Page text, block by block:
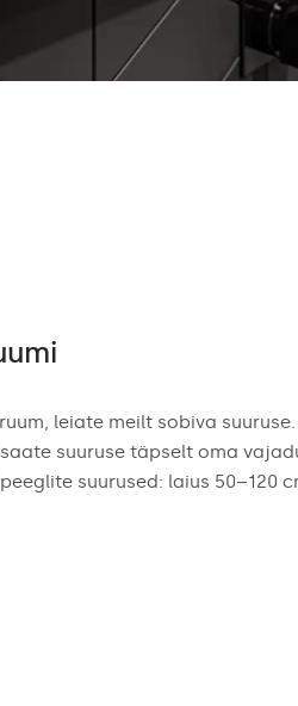
leiate meilt sobiva
suuruse täpselt oma
suurused: laius 50–120